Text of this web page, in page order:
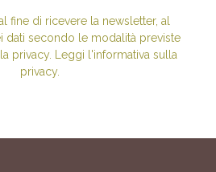
fine di ricevere la newsletter, al
dati secondo le modalità previste
privacy. Leggi l'informativa sulla
privacy.